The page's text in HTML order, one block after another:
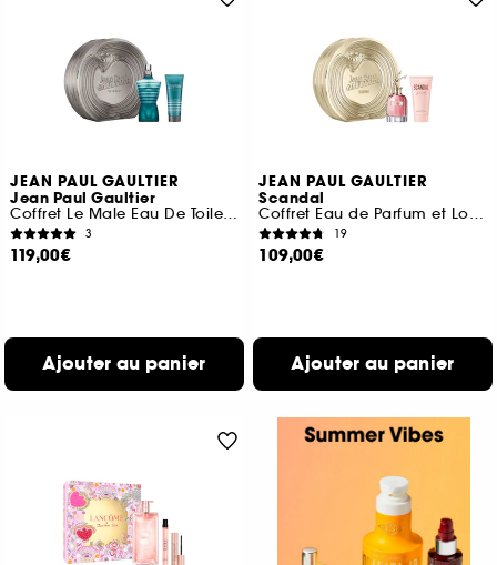
JEAN PAUL GAULTIER
Jean Paul Gaultier
Coffret Le Male Eau De Toilette et Lotion pour le Corps
3
119,00€
Ajouter au panier
JEAN PAUL GAULTIER
Scandal
Coffret Eau de Parfum et Lotion pour le corps
19
109,00€
Ajouter au panier